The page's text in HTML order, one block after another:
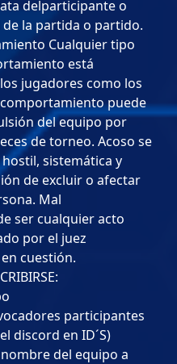
delparticipante o
la partida o partido.
Cualquier tipo
está
jugadores como los
puede
del equipo por
de torneo. Acoso se
sistemática y
de excluir o afectar
Mal
ser cualquier acto
por el juez
cuestión.
participantes
discord en ID´S)
del equipo a